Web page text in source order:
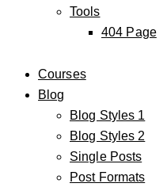
Tools
404 Page
Courses
Blog
Blog Styles 1
Blog Styles 2
Single Posts
Post Formats